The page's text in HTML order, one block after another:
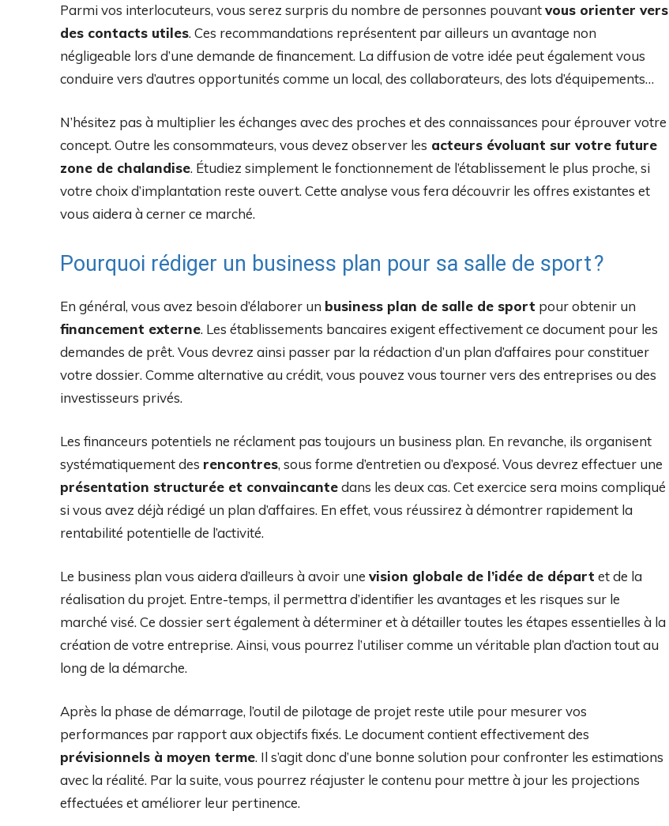
Parmi vos interlocuteurs, vous serez surpris du nombre de personnes pouvantvous orienter vers
des contacts utiles. Ces recommandations représentent par ailleurs un avantage non
négligeable lors d’une demande de financement. La diffusion de votre idée peut également vous
conduire vers d’autres opportunités comme un local, des collaborateurs, des lots d’équipements…
N’hésitez pas à multiplier les échanges avec des proches et des connaissances pour éprouver votre
concept. Outre les consommateurs, vous devez observer les acteurs évoluant sur votre future
zone de chalandise. Étudiez simplement le fonctionnement de l’établissement le plus proche, si
votre choix d’implantation reste ouvert. Cette analyse vous fera découvrir les offres existantes et
vous aidera à cerner ce marché.
Pourquoi rédiger un business plan pour sa salle de sport ?
En général, vous avez besoin d’élaborer un business plan de salle de sport pour obtenir un
financement externe. Les établissements bancaires exigent effectivement ce document pour les
demandes de prêt. Vous devrez ainsi passer par la rédaction d’un plan d’affaires pour constituer
votre dossier. Comme alternative au crédit, vous pouvez vous tourner vers des entreprises ou des
investisseurs privés.
Les financeurs potentiels ne réclament pas toujours un business plan. En revanche, ils organisent
systématiquement des rencontres, sous forme d’entretien ou d’exposé. Vous devrez effectuer une
présentation structurée et convaincantedans les deux cas. Cet exercice sera moins compliqué
si vous avez déjà rédigé un plan d’affaires. En effet, vous réussirez à démontrer rapidement la
rentabilité potentielle de l’activité.
Le business plan vous aidera d’ailleurs à avoir une vision globale de l’idée de départ et de la
réalisation du projet. Entre-temps, il permettra d’identifier les avantages et les risques sur le
marché visé. Ce dossier sert également à déterminer et à détailler toutes les étapes essentielles à la
création de votre entreprise. Ainsi, vous pourrez l’utiliser comme un véritable plan d’action tout au
long de la démarche.
Après la phase de démarrage, l’outil de pilotage de projet reste utile pour mesurer vos
performances par rapport aux objectifs fixés. Le document contient effectivement des
prévisionnels à moyen terme. Il s’agit donc d’une bonne solution pour confronter les estimations
avec la réalité. Par la suite, vous pourrez réajuster le contenu pour mettre à jour les projections
effectuées et améliorer leur pertinence.